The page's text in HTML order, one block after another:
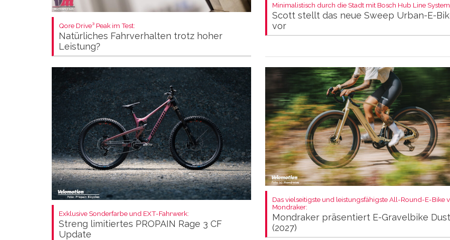
Qore Drive³ Peak im Test:
Natürliches Fahrverhalten trotz hoher
Leistung?
Minimalistisch durch die Stadt mit Bosch Hub Line
Scott stellt das neue Sweep Urban-E-
vor
Exklusive Sonderfarbe und EXT-Fahrwerk:
Streng limitiertes PROPAIN Rage 3 CF
Update
Das vielseitigste und leistungsfähigste All-Round-E-Bike
Mondraker:
Mondraker präsentiert E-Gravelbike
(2027)